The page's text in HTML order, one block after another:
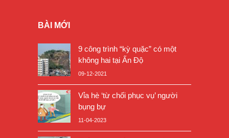
BÀI MỚI
9 công trình “kỳ quặc” có một
không hai tại Ấn Độ
09-12-2021
Vỉa hè ‘từ chối phục vụ’ người
bụng bự
11-04-2023